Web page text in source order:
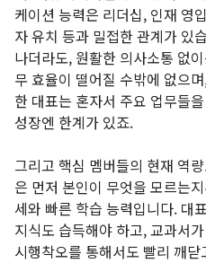
케이션 능력은 리더십, 인재 영
자 유치 등과 밀접한 관계가 있
나더라도, 원활한 의사소통 없
무 효율이 떨어질 수밖에 없으
한 대표는 혼자서 주요 업무들
성장엔 한계가 있죠.
그리고 핵심 멤버들의 현재 역
은 먼저 본인이 무엇을 모르는
세와 빠른 학습 능력입니다. 대
지식도 습득해야 하고, 교과서
시행착오를 통해서도 빨리 깨